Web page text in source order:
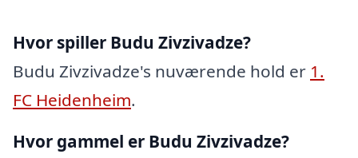
Hvor spiller Budu Zivzivadze?
Budu Zivzivadze's nuværende hold er 1.
FC Heidenheim.
Hvor gammel er Budu Zivzivadze?